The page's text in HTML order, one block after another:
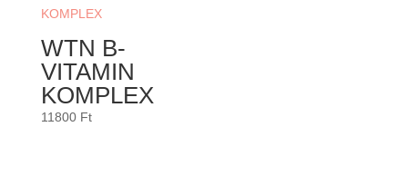
WTN B-
VITAMIN
KOMPLEX
11800 Ft